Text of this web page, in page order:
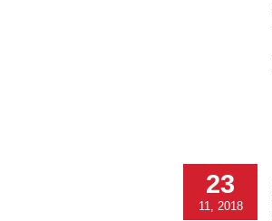
23
11, 2018